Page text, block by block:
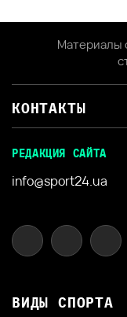
Материалы
КОНТАКТЫ
РЕДАКЦИЯ САЙТА
info@sport24.ua
ВИДЫ СПОРТА